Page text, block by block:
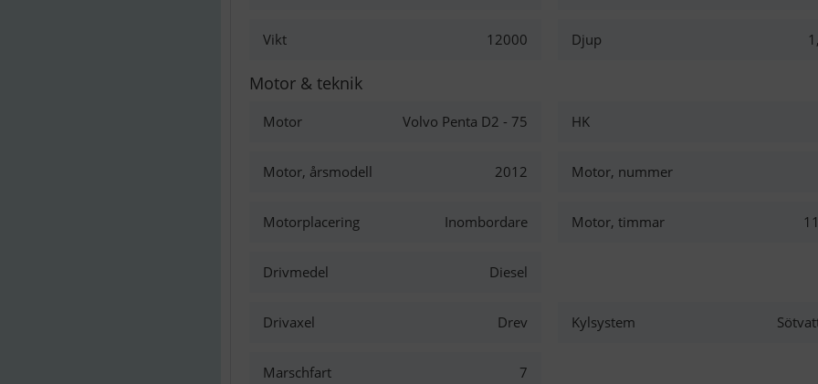
Vikt 12000 Djup
Motor & teknik
Motor Volvo Penta D2 - 75 HK
Motor, årsmodell 2012 Motor, nummer
Motorplacering Inombordare Motor, timmar
Drivmedel Diesel
Drivaxel Drev Kylsystem
Marschfart 7